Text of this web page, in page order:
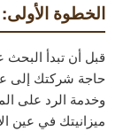
الخطوة
قبل أن تبدأ
حاجة شركتك إلى
وخدمة الرد على
ميزانيتك في عين